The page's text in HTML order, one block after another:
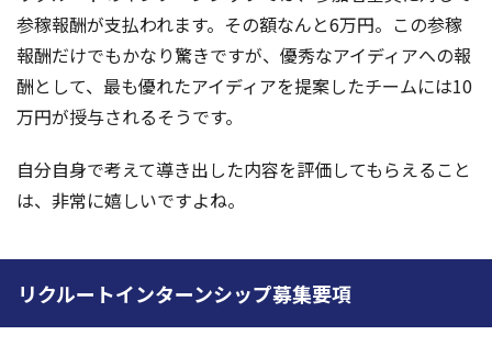
参稼報酬が支払われます。その額なんと6万円。この参稼
報酬だけでもかなり驚きですが、優秀なアイディアへの報
酬として、最も優れたアイディアを提案したチームには10
万円が授与されるそうです。
自分自身で考えて導き出した内容を評価してもらえること
は、非常に嬉しいですよね。
リクルートインターンシップ募集要項